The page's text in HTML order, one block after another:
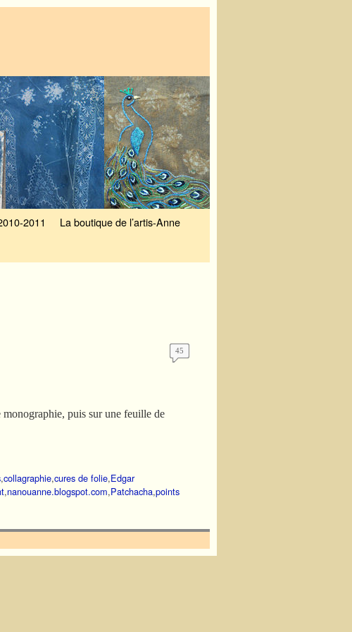
2011
La boutique de l’artis-Anne
45
puis sur une feuille de
,collagraphie,cures de folie,Edgar
,nanouanne.blogspot.com,Patchacha,points